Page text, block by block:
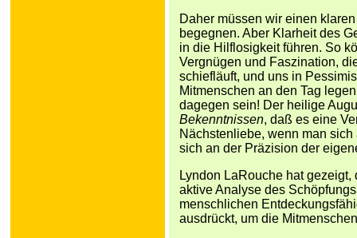
Daher müssen wir einen
begegnen. Aber Klarheit des
in die Hilflosigkeit führen. So
Vergnügen und Faszination,
schiefläuft, und uns in
Mitmenschen an den Tag
dagegen sein! Der heilige
Bekenntnissen, daß es eine
Nächstenliebe, wenn man
sich an der Präzision der
Lyndon LaRouche hat
aktive Analyse des
menschlichen
ausdrückt, um die